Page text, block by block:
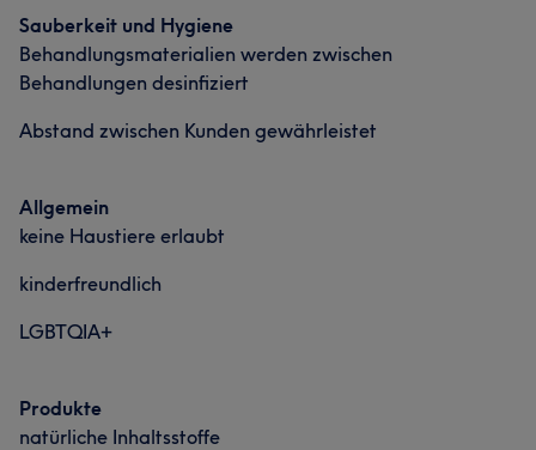
Sauberkeit und Hygiene
Behandlungsmaterialien werden zwischen
Behandlungen desinfiziert
Abstand zwischen Kunden gewährleistet
Allgemein
keine Haustiere erlaubt
kinderfreundlich
LGBTQIA+
Produkte
natürliche Inhaltsstoffe